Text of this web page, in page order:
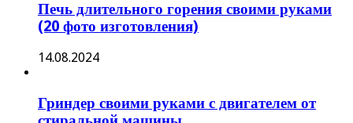
Печь длительного горения своими руками
(20 фото изготовления)
14.08.2024
Гриндер своими руками с двигателем от